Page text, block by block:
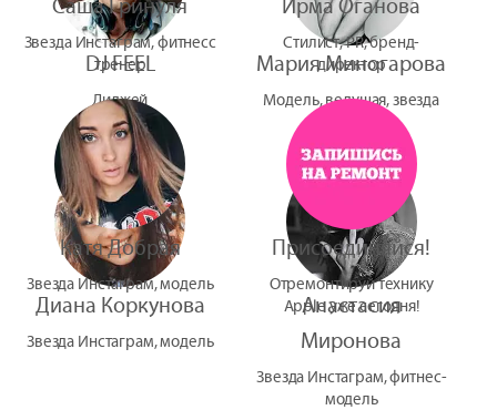
DJ FEEL
Диджей
Мария Миногарова
Модель, ведущая, звезда
Диана Коркунова
Звезда Инстаграм, модель
Анастасия
Миронова
Звезда Инстаграм, фитнес-
модель
Саша Гринуля
Звезда Инстаграм, фитнесс
тренер
Ирма Оганова
Стилист, PR, бренд-
директор
Катя Добрая
Звезда Инстаграм, модель
Присоединяйся!
Отремонтируй технику
Apple уже сегодня!